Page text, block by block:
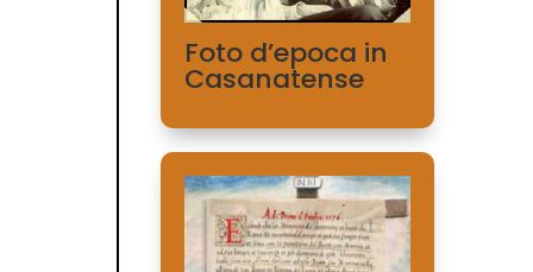
Foto d’epoca in
Casanatense